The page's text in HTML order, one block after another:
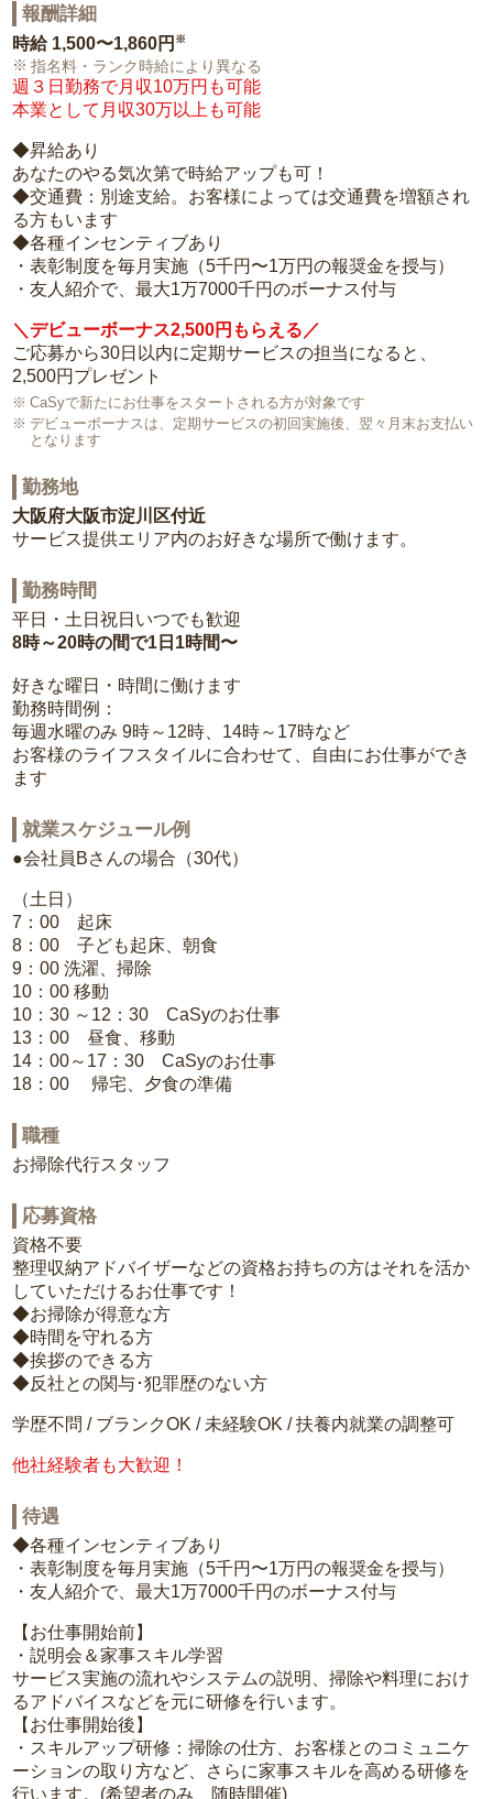
報酬詳細
時給 1,500〜1,860円 ※
指名料・ランク時給により異なる
週３日勤務で月収10万円も可能
本業として月収30万以上も可能
◆昇給あり
あなたのやる気次第で時給アップも可！
◆交通費：別途支給。お客様によっては交通費を増額され
る方もいます
◆各種インセンティブあり
・表彰制度を毎月実施（5千円〜1万円の報奨金を授与）
・友人紹介で、最大1万7000千円のボーナス付与
＼デビューボーナス2,500円もらえる／
ご応募から30日以内に定期サービスの担当になると、
2,500円プレゼント
CaSyで新たにお仕事をスタートされる方が対象です
デビューボーナスは、定期サービスの初回実施後、翌々月末お支払い
となります
勤務地
大阪府大阪市淀川区付近
サービス提供エリア内のお好きな場所で働けます。
勤務時間
平日・土日祝日いつでも歓迎
8時～20時の間で1日1時間〜
好きな曜日・時間に働けます
勤務時間例：
毎週水曜のみ 9時～12時、14時～17時など
お客様のライフスタイルに合わせて、自由にお仕事ができ
ます
就業スケジュール例
●会社員Bさんの場合（30代）
（土日）
7：00 起床
8：00 子ども起床、朝食
9：00 洗濯、掃除
10：00 移動
10：30 ～12：30 CaSyのお仕事
13：00 昼食、移動
14：00～17：30 CaSyのお仕事
18：00 帰宅、夕食の準備
職種
お掃除代行スタッフ
応募資格
資格不要
整理収納アドバイザーなどの資格お持ちの方はそれを活か
していただけるお仕事です！
◆お掃除が得意な方
◆時間を守れる方
◆挨拶のできる方
◆反社との関与･犯罪歴のない方
学歴不問 / ブランクOK / 未経験OK / 扶養内就業の調整可
他社経験者も大歓迎！
待遇
◆各種インセンティブあり
・表彰制度を毎月実施（5千円〜1万円の報奨金を授与）
・友人紹介で、最大1万7000千円のボーナス付与
【お仕事開始前】
・説明会＆家事スキル学習
サービス実施の流れやシステムの説明、掃除や料理におけ
るアドバイスなどを元に研修を行います。
【お仕事開始後】
・スキルアップ研修：掃除の仕方、お客様とのコミュニケ
ーションの取り方など、さらに家事スキルを高める研修を
行います。(希望者のみ、随時開催)